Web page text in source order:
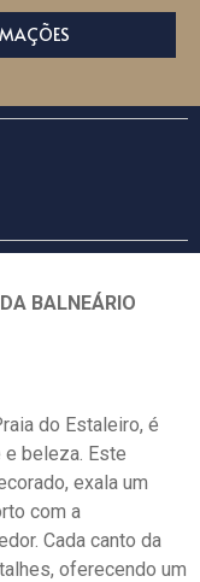
BALNEÁRIO
do Estaleiro, é
beleza. Este
exala um
com a
Cada canto da
oferecendo um